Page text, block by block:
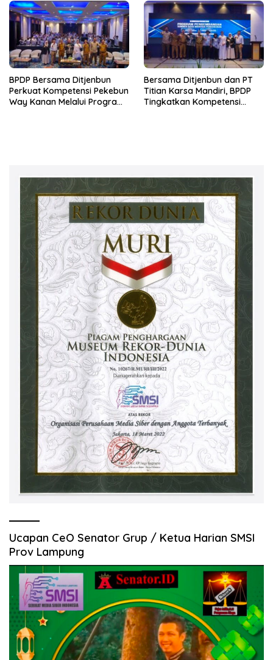
BPDP Bersama Ditjenbun
Perkuat Kompetensi Pekebun
Way Kanan Melalui Program
Bersama Ditjenbun dan PT
Titian Karsa Mandiri, BPDP
Tingkatkan Kompetensi
Ucapan CeO Senator Grup / Ketua Harian SMSI
Prov Lampung